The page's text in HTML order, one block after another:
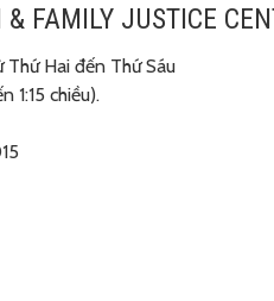
& FAMILY JUSTICE
Hai đến Thứ Sáu
1:15 chiều).